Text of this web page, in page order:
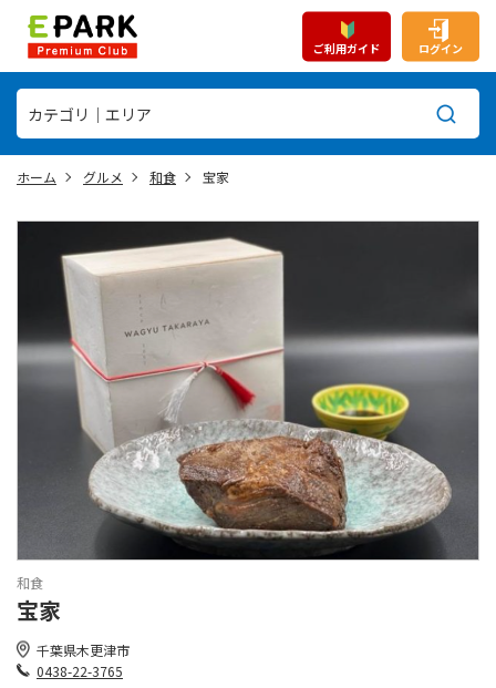
ご利用ガイド ログイン
ホーム グルメ 和食 宝家
和食
宝家
千葉県木更津市
0438-22-3765